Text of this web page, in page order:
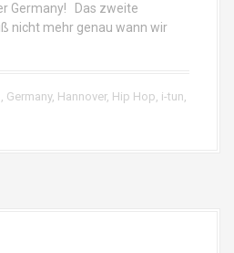
Germany! Das zweite
nicht mehr genau wann wir
, Germany, Hannover, Hip Hop, i-tun,